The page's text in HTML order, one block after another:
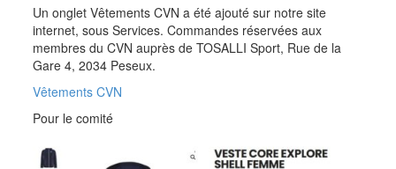
Un onglet Vêtements CVN a été ajouté sur notre site
internet, sous Services. Commandes réservées aux
membres du CVN auprès de TOSALLI Sport, Rue de la
Gare 4, 2034 Peseux.
Vêtements CVN
Pour le comité